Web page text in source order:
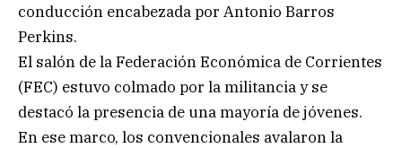
conducción encabezada por Antonio Barros
Perkins.
El salón de la Federación Económica de Corrientes
(FEC) estuvo colmado por la militancia y se
destacó la presencia de una mayoría de jóvenes.
En ese marco, los convencionales avalaron la